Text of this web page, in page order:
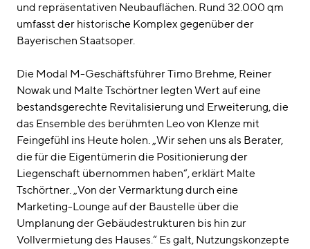
und repräsentativen Neubauflächen. Rund 32.000 qm
umfasst der historische Komplex gegenüber der
Bayerischen Staatsoper.
Die Modal M-Geschäftsführer Timo Brehme, Reiner
Nowak und Malte Tschörtner legten Wert auf eine
bestandsgerechte Revitalisierung und Erweiterung, die
das Ensemble des berühmten Leo von Klenze mit
Feingefühl ins Heute holen. „Wir sehen uns als Berater,
die für die Eigentümerin die Positionierung der
Liegenschaft übernommen haben“, erklärt Malte
Tschörtner. „Von der Vermarktung durch eine
Marketing-Lounge auf der Baustelle über die
Umplanung der Gebäudestrukturen bis hin zur
Vollvermietung des Hauses.“ Es galt, Nutzungskonzepte